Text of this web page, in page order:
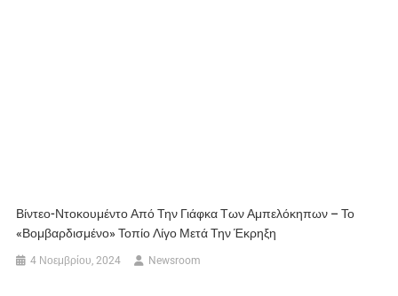
Βίντεο-Ντοκουμέντο Από Την Γιάφκα Των Αμπελόκηπων – Το
«βομβαρδισμένο» Τοπίο Λίγο Μετά Την Έκρηξη
4 Νοεμβρίου, 2024 Newsroom